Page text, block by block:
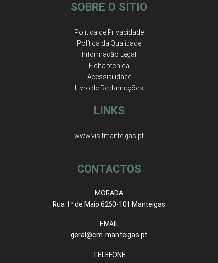
SOBRE O SÍTIO
Política de Privacidade
Política da Qualidade
Informação Legal
Ficha técnica
Acessibilidade
Livro de Reclamações
LINKS
www.visitmanteigas.pt
CONTACTOS
MORADA
Rua 1º de Maio 6260-101 Manteigas
EMAIL
geral@cm-manteigas.pt
TELEFONE